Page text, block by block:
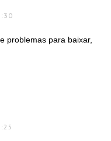
problemas para baixar,